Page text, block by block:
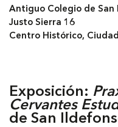
Antiguo Colegio de San
Justo Sierra 16
Centro Histórico,
Exposición:
Cervantes
de San